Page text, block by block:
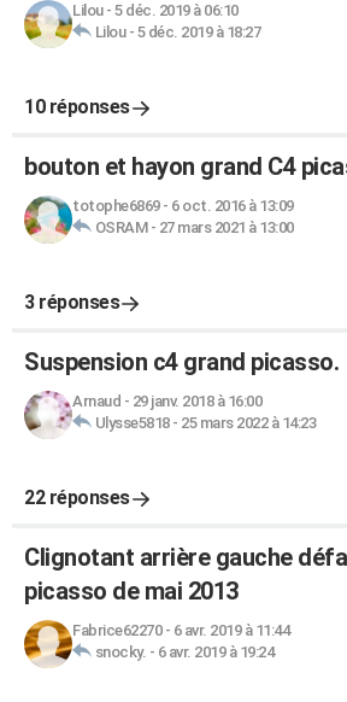
Lilou- 5 déc. 2019 à 06:10
Lilou- 5 déc. 2019 à 18:27
10 réponses
bouton et hayon grand C4
totophe6869- 6 oct. 2016 à 13:09
OSRAM- 27 mars 2021 à 13:00
3 réponses
Suspension c4 grand picasso.
Arnaud - 29 janv. 2018 à 16:00
Ulysse5818- 25 mars 2022 à 14:23
22 réponses
Clignotant arrière gauche
picasso de mai 2013
Fabrice62270- 6 avr. 2019 à 11:44
snocky. - 6 avr. 2019 à 19:24